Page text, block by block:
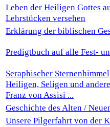
Leben der Heiligen Gottes
Lehrstücken versehen
Erklärung der biblischen
Predigtbuch auf alle Fest-
Seraphischer
Heiligen, Seligen und
Franz von Assisi ...
Geschichte des Alten /
Unsere Pilgerfahrt von der